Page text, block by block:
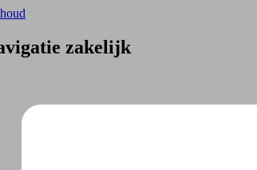
zakelijk